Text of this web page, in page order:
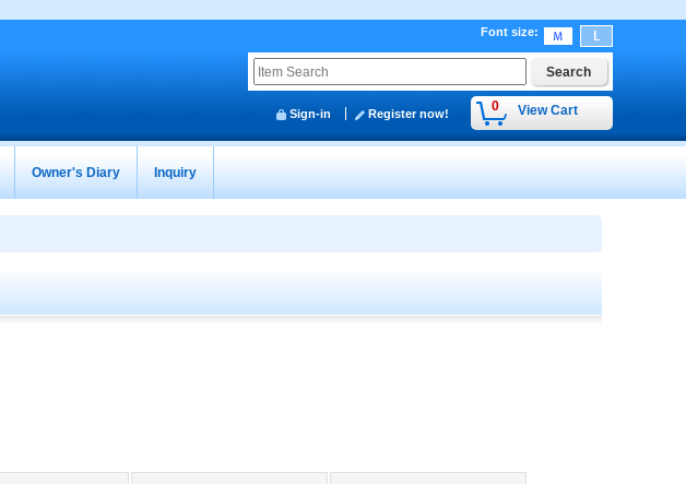
Font size:
0 View Cart
Sign-in Register now!
Owner's Diary Inquiry